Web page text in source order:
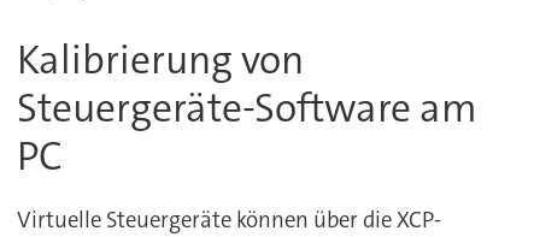
Kalibrierung von
Steuergeräte-Software am
PC
Virtuelle Steuergeräte können über die XCP-